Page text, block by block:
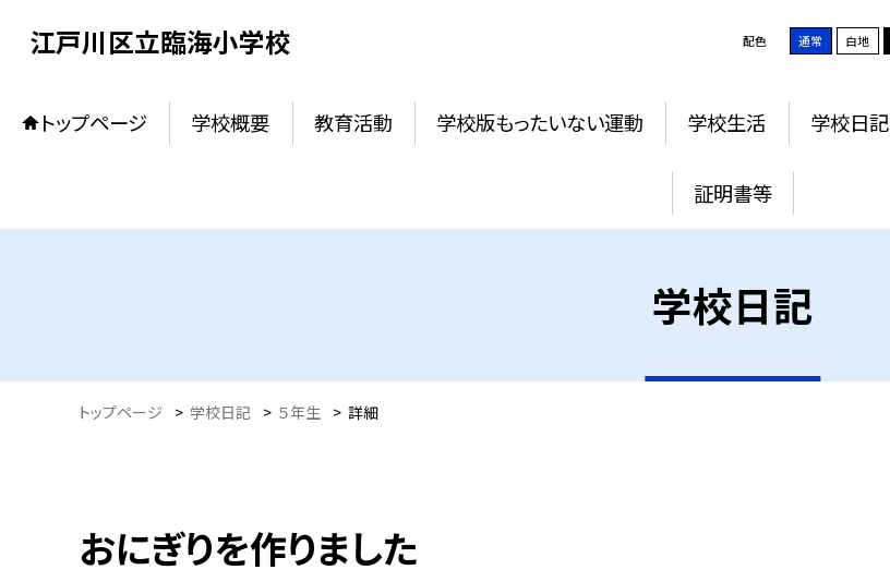
江戸川区立臨海小学校 配色 通常 白地
トップページ 学校概要 教育活動 学校版もったいない運動 学校生活 学校日記
証明書等
学校日記
トップページ > 学校日記 > ５年生 > 詳細
おにぎりを作りました